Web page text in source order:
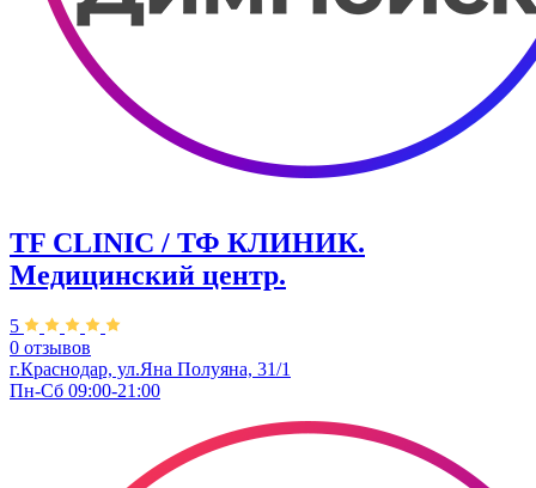
TF CLINIC / ТФ КЛИНИК.
Медицинский центр.
5
0 отзывов
г.Краснодар, ул.​Яна Полуяна, 31/1
Пн-Сб 09:00-21:00